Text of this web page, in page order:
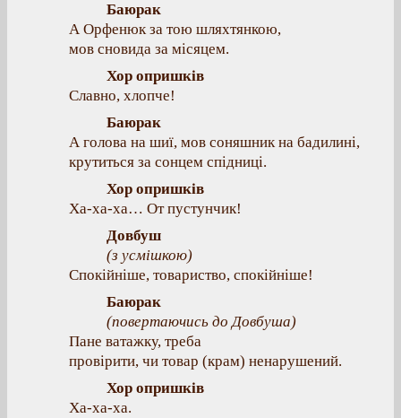
Баюрак
А Орфенюк за тою шляхтянкою,
мов сновида за місяцем.
Хор опришків
Славно, хлопче!
Баюрак
А голова на шиї, мов соняшник на бадилині,
крутиться за сонцем спідниці.
Хор опришків
Ха-ха-ха… От пустунчик!
Довбуш
(з усмішкою)
Спокійніше, товариство, спокійніше!
Баюрак
(повертаючись до Довбуша)
Пане ватажку, треба
провірити, чи товар (крам) ненарушений.
Хор опришків
Ха-ха-ха.